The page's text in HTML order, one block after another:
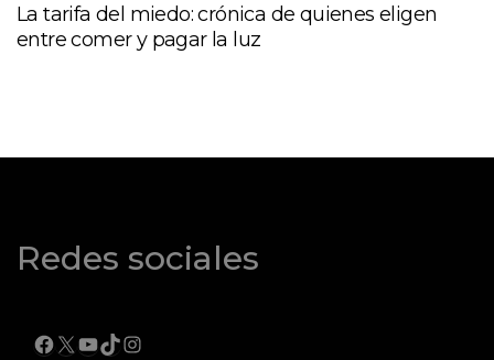
La tarifa del miedo: crónica de quienes eligen
entre comer y pagar la luz
Redes sociales
FACEBOOK
X YOUTUBE
TIKTOK
INSTAGRAM